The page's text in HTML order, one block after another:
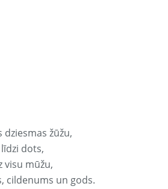
žūžu,
dots,
visu mūžu,
cildenums un gods.